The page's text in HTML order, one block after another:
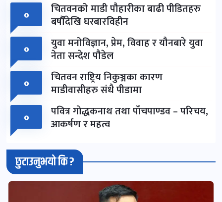
०
चितवनको माडी पौहारीका बाढी पीडितहरु
बर्षौंदेखि घरबारविहीन
०
युवा मनोविज्ञान, प्रेम, विवाह र यौनबारे युवा
नेता सन्देश पौडेल
०
चितवन राष्ट्रिय निकुञ्जका कारण
माडीवासीहरु संधै पीडामा
०
पवित्र गोद्धकनाथ तथा पाँचपाण्डव – परिचय,
आकर्षण र महत्व
छुटाउनुभयो कि ?